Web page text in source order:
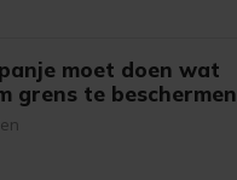
moet doen wat
grens te beschermen